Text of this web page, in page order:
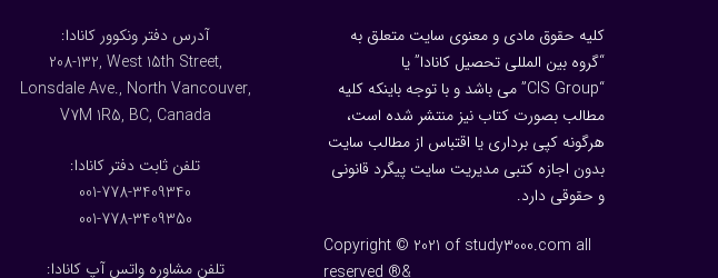
کلیه حقوق مادی و معنوی سایت متعلق به
“گروه بین المللی تحصیل کانادا” یا
“CIS Group” می باشد و با توجه باینکه کلیه
مطالب بصورت کتاب نیز منتشر شده است،
هرگونه كپی برداری یا اقتباس از مطالب سایت
بدون اجازه كتبی مدیریت سایت پیگرد قانونی
و حقوقی دارد.
Copyright © 2021 of study3000.com all
reserved ®&
:آدرس دفتر ونکوور کانادا
208-132, West 15th Street,
Lonsdale Ave., North Vancouver,
V7M 1R5, BC, Canada
:تلفن ثابت دفتر کانادا
001-778-3409340
001-778-3409350
تلفن مشاوره واتس آپ کانادا: